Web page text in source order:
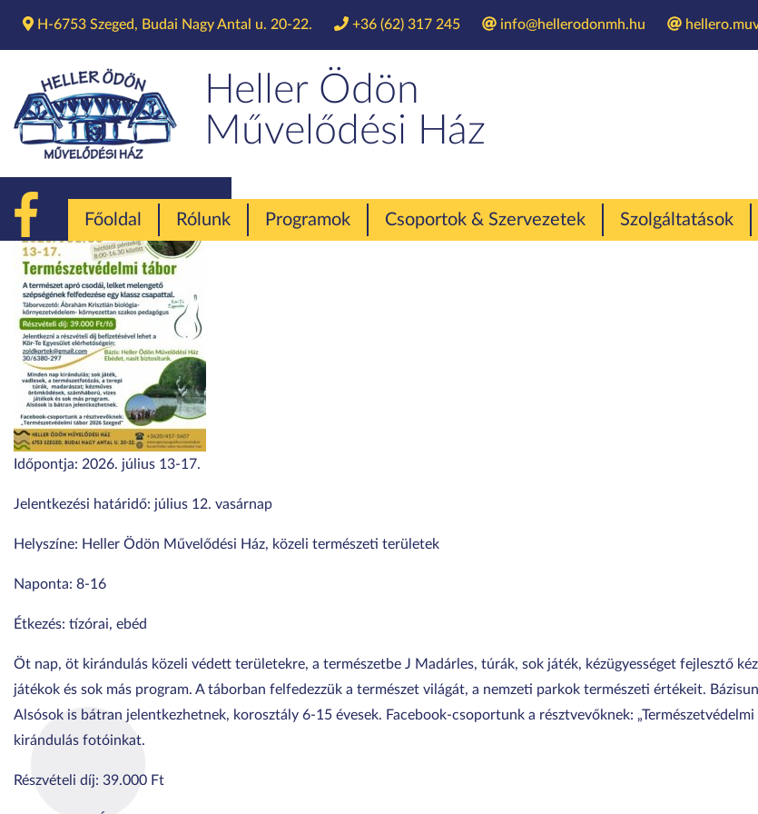
H-6753 Szeged, Budai Nagy Antal u. 20-22. +36 (62) 317 245 info@hellerodonmh.hu
Heller Ödön
Művelődési Ház
Főoldal Rólunk Programok Csoportok & Szervezetek Szolgáltatások
Természetvédelmi
Időpontja: 2026. július 13-17.
Jelentkezési határidő: július 12. vasárnap
Helyszíne: Heller Ödön Művelődési Ház, közeli természeti területek
Naponta: 8-16
Étkezés: tízórai, ebéd
Öt nap, öt kirándulás közeli védett területekre, a természetbe J Madárles, túrák, sok játék, kézügyességet fejlesztő
játékok és sok más program. A táborban felfedezzük a természet világát, a nemzeti parkok természeti értékeit.
Alsósok is bátran jelentkezhetnek, korosztály 6-15 évesek. Facebook-csoportunk a résztvevőknek:
kirándulás fotóinkat.
Részvételi díj: 39.000 Ft